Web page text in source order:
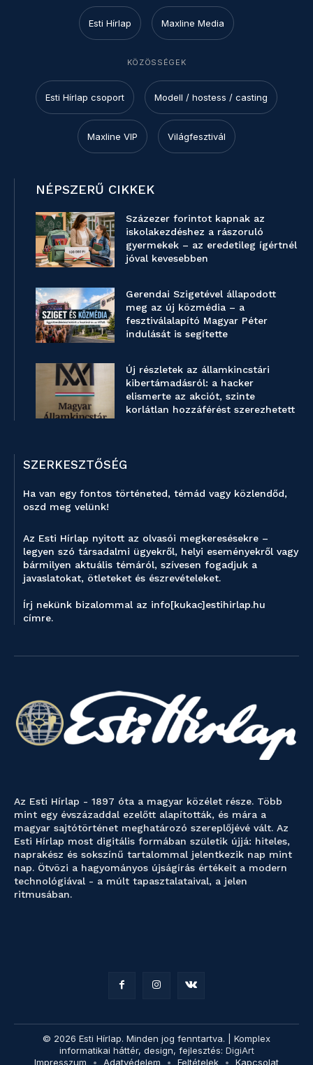
Esti Hírlap Maxline Media
KÖZÖSSÉGEK
Esti Hírlap csoport Modell / hostess / casting
Maxline VIP Világfesztivál
NÉPSZERŰ CIKKEK
Százezer forintot kapnak az
iskolakezdéshez a rászoruló
gyermekek – az eredetileg ígértnél
jóval kevesebben
Gerendai Szigetével állapodott
meg az új közmédia – a
fesztiválalapító Magyar Péter
indulását is segítette
Új részletek az államkincstári
kibertámadásról: a hacker
elismerte az akciót, szinte
korlátlan hozzáférést szerezhetett
SZERKESZTŐSÉG
Ha van egy fontos történeted, témád vagy közlendőd,
oszd meg velünk!
Az Esti Hírlap nyitott az olvasói megkeresésekre –
legyen szó társadalmi ügyekről, helyi eseményekről vagy
bármilyen aktuális témáról, szívesen fogadjuk a
javaslatokat, ötleteket és észrevételeket.
Írj nekünk bizalommal az info[kukac]estihirlap.hu
címre.
Az Esti Hírlap - 1897 óta a magyar közélet része. Több
mint egy évszázaddal ezelőtt alapították, és mára a
magyar sajtótörténet meghatározó szereplőjévé vált. Az
Esti Hírlap most digitális formában születik újjá: hiteles,
naprakész és sokszínű tartalommal jelentkezik nap mint
nap. Ötvözi a hagyományos újságírás értékeit a modern
technológiával - a múlt tapasztalataival, a jelen
ritmusában.
© 2026 Esti Hírlap. Minden jog fenntartva. | Komplex
informatikai háttér, design, fejlesztés: DigiArt
Impresszum
Adatvédelem Feltételek Kapcsolat